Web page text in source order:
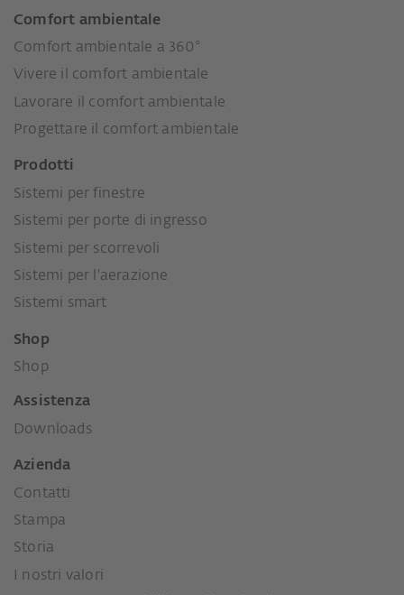
Comfort ambientale
Comfort ambientale a 360°
Vivere il comfort ambientale
Lavorare il comfort ambientale
Progettare il comfort ambientale
Prodotti
Sistemi per finestre
Sistemi per porte di ingresso
Sistemi per scorrevoli
Sistemi per l'aerazione
Sistemi smart
Shop
Shop
Assistenza
Downloads
Azienda
Contatti
Stampa
Storia
I nostri valori